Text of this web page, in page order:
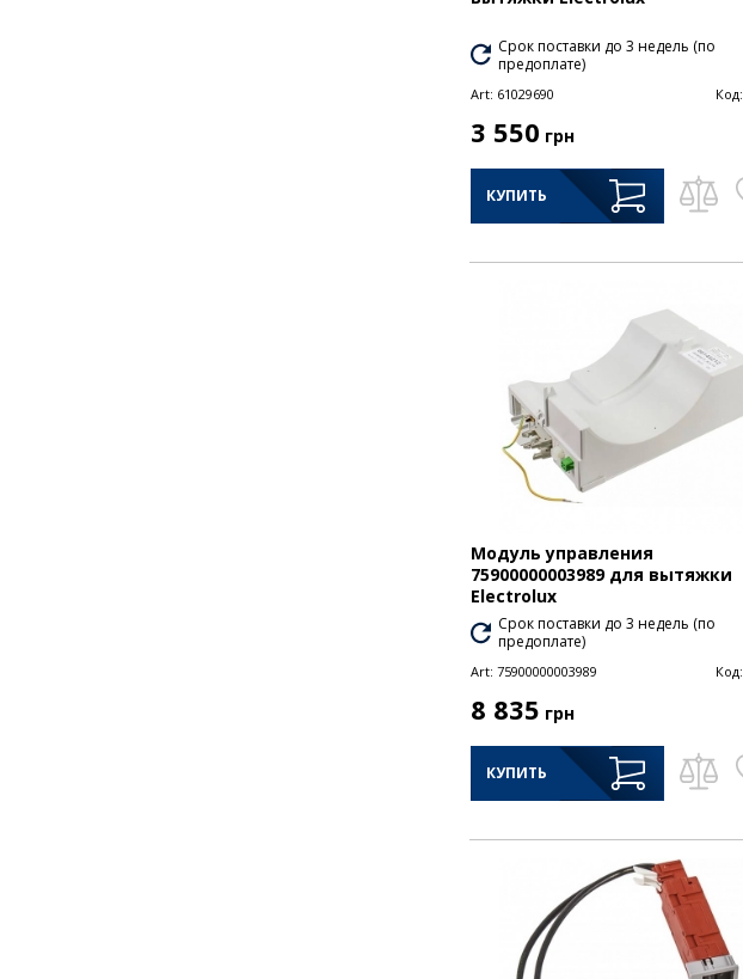
Срок поставки до 3 недель (по
предоплате)
Art: 61029690 Код:
3 550 грн
КУПИТЬ
Модуль управления
75900000003989 для вытяжки
Electrolux
Срок поставки до 3 недель (по
предоплате)
Art: 75900000003989 Код:
8 835 грн
КУПИТЬ